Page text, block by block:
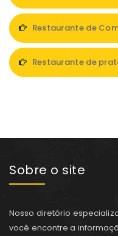
Restaurante de
Restaurante de
Sobre o site
Nosso diretório
você encontre a